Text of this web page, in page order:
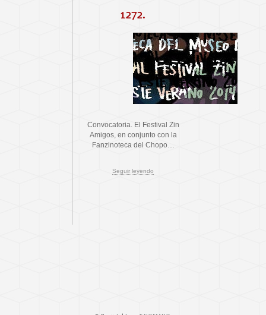
1272.
Convocatoria. El Festival Zin
Amigos, en conjunto con la
Fanzinoteca del Chopo…
Seguir leyendo